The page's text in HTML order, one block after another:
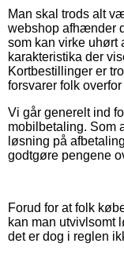
Man skal trods alt
webshop afhænder
som kan virke uhørt
karakteristika der
Kortbestillinger er
forsvarer folk
Vi går generelt ind
mobilbetaling. Som
løsning på
godtgøre pengene
Forud for at folk
kan man utvivlsomt
det er dog i reglen